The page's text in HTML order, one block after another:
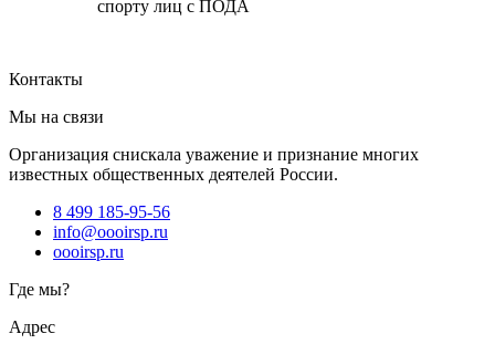
Контакты
Мы на связи
Организация снискала уважение и признание многих
известных общественных деятелей России.
8 499 185-95-56
info@oooirsp.ru
oooirsp.ru
Где мы?
Адрес